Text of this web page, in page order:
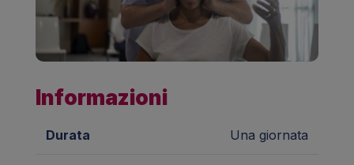
Informazioni
Durata Una giornata